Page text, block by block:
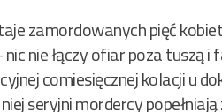
zamordowanych pięć
nie łączy ofiar poza tuszą i
comiesięcznej kolacji u
seryjni mordercy